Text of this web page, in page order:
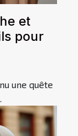
et
pour
une quête